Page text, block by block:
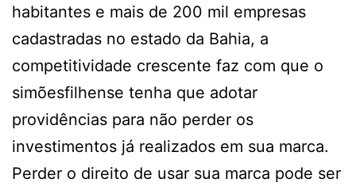
habitantes e mais de 200 mil empresas
cadastradas no estado da Bahia, a
competitividade crescente faz com que o
simõesfilhense tenha que adotar
providências para não perder os
investimentos já realizados em sua marca.
Perder o direito de usar sua marca pode ser